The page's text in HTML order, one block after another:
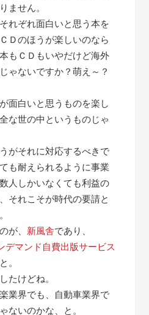
ません。
れぞれ面白いと思う本を
Ｄのほうが楽しいのなら
もＣＤもいやだけど海外
ゃないですか？萌え～？
面白いと思うものを楽し
な世の中というものじゃ
がそれに対応するべきで
も耐えられるように事業
人しかいなくても利益の
それこそが時代の要請と
が、 新風舎であり、
デマンド自費出版サービス
。
たけどね。
業界でも、自動車業界で
ないのかな、と。